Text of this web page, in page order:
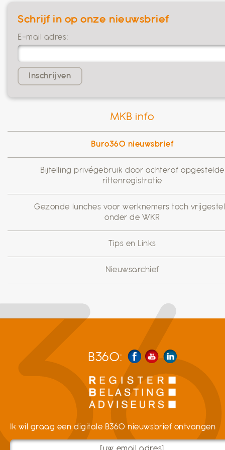
Schrijf in op onze nieuwsbrief
E-mail adres:
MKB info
Buro360 nieuwsbrief
Bijtelling privégebruik door achteraf opgestelde
rittenregistratie
Gezonde lunches voor werknemers toch
onder de WKR
Tips en Links
Nieuwsarchief
B360:
Ik wil graag een digitale B360 nieuwsbrief ontvangen